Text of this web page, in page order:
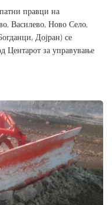
правци на
Василево, Ново Село,
Дојран) се
Центарот за управување